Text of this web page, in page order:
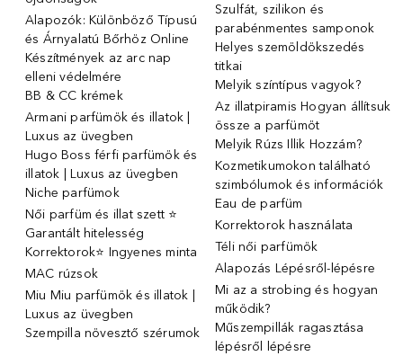
Alapozók: Különböző Típusú
és Árnyalatú Bőrhöz Online
Készítmények az arc nap
elleni védelmére
BB & CC krémek
Armani parfümök és illatok |
Luxus az üvegben
Hugo Boss férfi parfümök és
illatok | Luxus az üvegben
Niche parfümok
Női parfüm és illat szett ⭐
Garantált hitelesség
Korrektorok⭐ Ingyenes minta
MAC rúzsok
Miu Miu parfümök és illatok |
Luxus az üvegben
Szempilla növesztő szérumok
Szulfát, szilikon és
parabénmentes samponok
Helyes szemöldökszedés
titkai
Melyik színtípus vagyok?
Az illatpiramis Hogyan állítsuk
össze a parfümöt
Melyik Rúzs Illik Hozzám?
Kozmetikumokon található
szimbólumok és információk
Eau de parfüm
Korrektorok használata
Téli női parfümök
Alapozás Lépésről-lépésre
Mi az a strobing és hogyan
működik?
Műszempillák ragasztása
lépésről lépésre